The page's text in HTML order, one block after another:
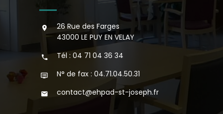
26 Rue des Farges
43000 LE PUY EN VELAY
Tél : 04 71 04 36 34
N° de fax : 04.71.04.50.31
contact@ehpad-st-joseph.fr